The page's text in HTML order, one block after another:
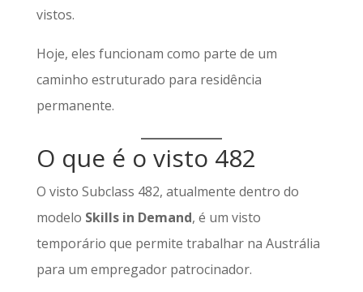
vistos.
Hoje, eles funcionam como parte de um
caminho estruturado para residência
permanente.
O que é o visto 482
O visto Subclass 482, atualmente dentro do
modelo Skills in Demand, é um visto
temporário que permite trabalhar na Austrália
para um empregador patrocinador.